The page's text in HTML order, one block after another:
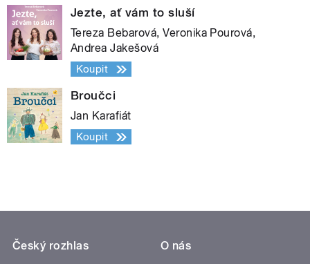
Jezte, ať vám to sluší
Tereza Bebarová, Veronika Pourová,
Andrea Jakešová
Koupit
Broučci
Jan Karafiát
Koupit
Český rozhlas
O nás